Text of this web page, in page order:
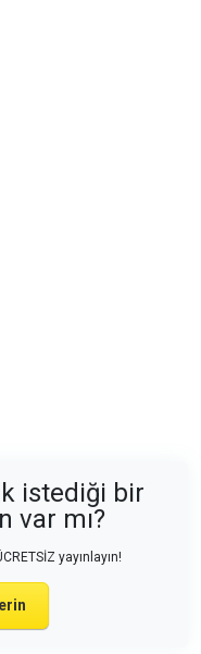
istediği bir
var mı?
yayınlayın!